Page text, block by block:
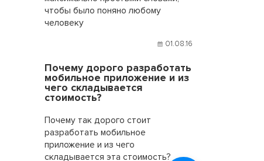
чтобы было поняно любому
человеку
01.08.16
Почему дорого разработать
мобильное приложение и из
чего складывается
стоимость?
Почему так дорого стоит
разработать мобильное
приложение и из чего
складывается эта стоимость?